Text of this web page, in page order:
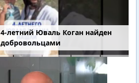
4-летний Юваль Коган найден
добровольцами